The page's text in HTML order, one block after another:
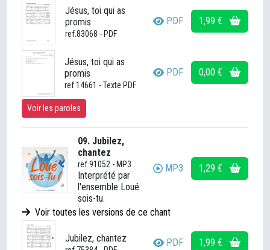
Jésus, toi qui as
promis
ref.83068 - PDF
PDF 1,99 €
Jésus, toi qui as
promis
ref.14661 - Texte PDF
PDF 0,00 €
Voir les paroles
09. Jubilez,
chantez
ref.91052 - MP3
Interprété par
l'ensemble Loué
sois-tu.
MP3 1,29 €
Voir toutes les versions de ce chant
Jubilez, chantez PDF 1,99 €